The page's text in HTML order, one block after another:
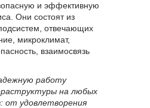
и эффективную
Они состоят из
отвечающих
микроклимат,
взаимосвязь
работу
на любых
от удовлетворения